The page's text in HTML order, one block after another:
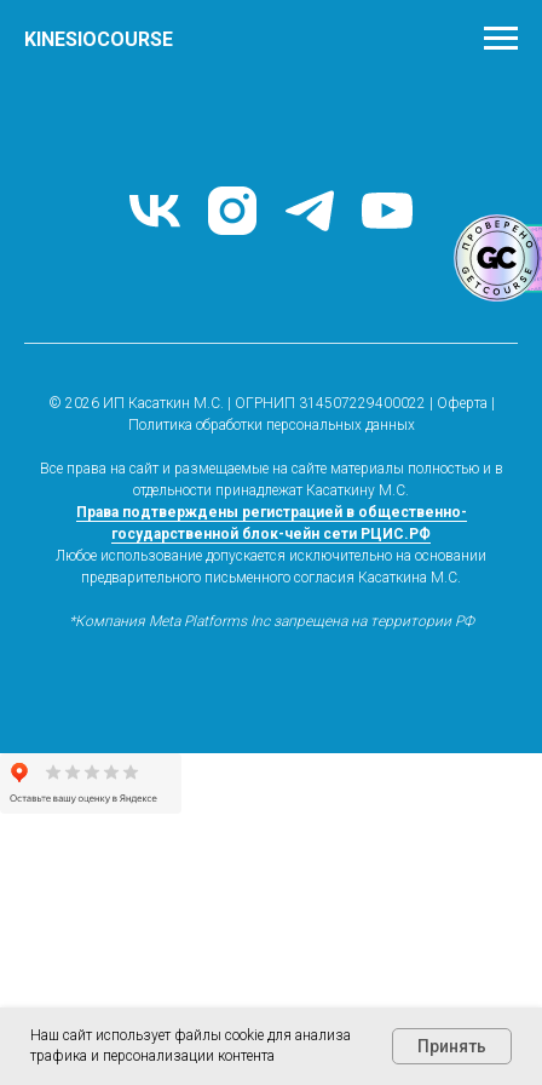
KINESIOCOURSE
© 2026 ИП Касаткин М.С. | ОГРНИП 314507229400022 | Оферта
Политика обработки персональных данных
Все права на сайт и размещаемые на сайте материалы полностью и в
отдельности принадлежат Касаткину М.С.
Права подтверждены регистрацией в общественно-
государственной блок-чейн сети РЦИС.РФ
Любое использование допускается исключительно на основании
предварительного письменного согласия Касаткина М.С.
*Компания Meta Platforms Inc запрещена на территории РФ
Наш сайт использует файлы cookie для анализа
трафика и персонализации контента
Принять